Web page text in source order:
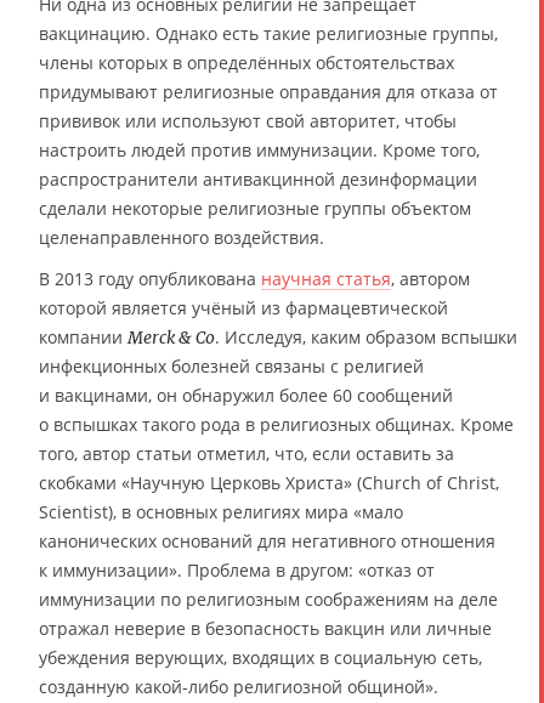
Ни одна из основных религий не запрещает
вакцинацию. Однако есть такие религиозные группы,
члены которых в определённых обстоятельствах
придумывают религиозные оправдания для отказа от
прививок или используют свой авторитет, чтобы
настроить людей против иммунизации. Кроме того,
распространители антивакцинной дезинформации
сделали некоторые религиозные группы объектом
целенаправленного воздействия.
В 2013 году опубликована научная статья, автором
которой является учёный из фармацевтической
компанииMerck & Co. Исследуя, каким образом вспышки
инфекционных болезней связаны с религией
и вакцинами, он обнаружил более 60 сообщений
о вспышках такого рода в религиозных общинах. Кроме
того, автор статьи отметил, что, если оставить за
скобками «Научную Церковь Христа» (Church of Christ,
Scientist), в основных религиях мира «мало
канонических оснований для негативного отношения
к иммунизации». Проблема в другом: «отказ от
иммунизации по религиозным соображениям на деле
отражал неверие в безопасность вакцин или личные
убеждения верующих, входящих в социальную сеть,
созданную какой-либо религиозной общиной».